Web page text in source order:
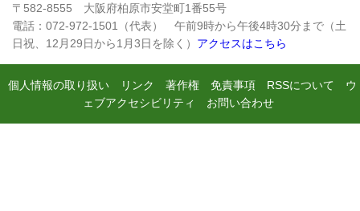
〒582-8555 大阪府柏原市安堂町1番55号
電話：072-972-1501（代表） 午前9時から午後4時30分まで（土
日祝、12月29日から1月3日を除く） アクセスはこちら
個人情報の取り扱い リンク 著作権 免責事項 RSSについて
ウ
ェブアクセシビリティ
お問い合わせ